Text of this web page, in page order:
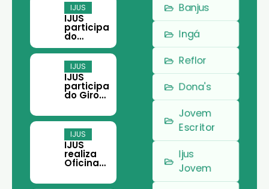
IJUS
IJUS
participa
do
Encontro
Paraens
e do
Terceiro
Setor,
em
Belém
IJUS
IJUS
participa
do Giro
a em
Belém
IJUS
IJUS
realiza
Oficina
Teoria
Banjus
Ingá
Reflor
Dona's
Jovem
Escritor
Ijus
Jovem